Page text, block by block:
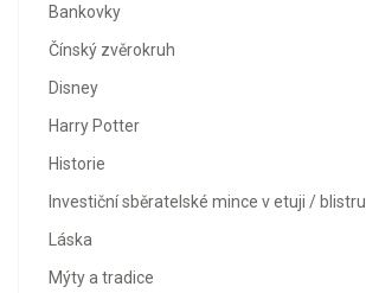
Bankovky
Čínský zvěrokruh
Disney
Harry Potter
Historie
Investiční sběratelské mince v etuji / blistru
Láska
Mýty a tradice